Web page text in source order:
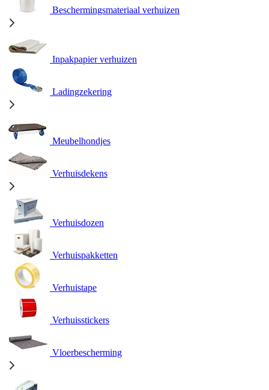
Beschermingsmateriaal verhuizen
Inpakpapier verhuizen
Ladingzekering
Meubelhondjes
Verhuisdekens
Verhuisdozen
Verhuispakketten
Verhuistape
Verhuisstickers
Vloerbescherming